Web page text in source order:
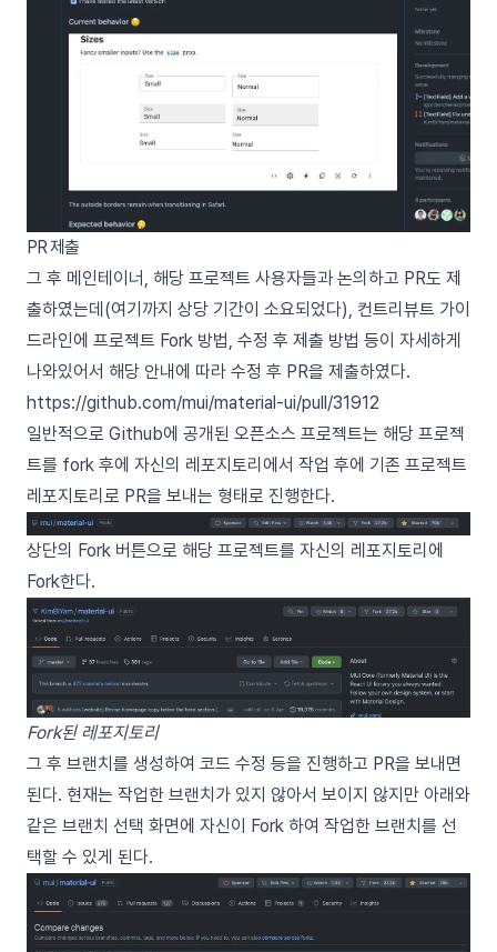
PR 제출
그 후 메인테이너, 해당 프로젝트 사용자들과 논의하고 PR도 제
출하였는데(여기까지 상당 기간이 소요되었다), 컨트리뷰트 가이
드라인에 프로젝트 Fork 방법, 수정 후 제출 방법 등이 자세하게
나와있어서 해당 안내에 따라 수정 후 PR을 제출하였다.
https://github.com/mui/material-ui/pull/31912
일반적으로 Github에 공개된 오픈소스 프로젝트는 해당 프로젝
트를 fork 후에 자신의 레포지토리에서 작업 후에 기존 프로젝트
레포지토리로 PR을 보내는 형태로 진행한다.
상단의 Fork 버튼으로 해당 프로젝트를 자신의 레포지토리에
Fork한다.
Fork된 레포지토리
그 후 브랜치를 생성하여 코드 수정 등을 진행하고 PR을 보내면
된다. 현재는 작업한 브랜치가 있지 않아서 보이지 않지만 아래와
같은 브랜치 선택 화면에 자신이 Fork 하여 작업한 브랜치를 선
택할 수 있게 된다.